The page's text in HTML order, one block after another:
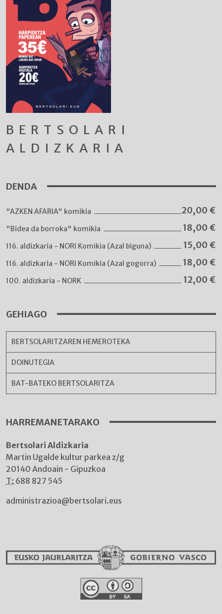
BERTSOLARI
ALDIZKARIA
DENDA
"AZKEN AFARIA" komikia 20,00 €
"Bidea da borroka" komikia 18,00 €
116. aldizkaria - NORI Komikia (Azal biguna) 15,00 €
116. aldizkaria - NORI Komikia (Azal gogorra) 18,00 €
100. aldizkaria - NORK 12,00 €
GEHIAGO
BERTSOLARITZAREN HEMEROTEKA
DOINUTEGIA
BAT-BATEKO BERTSOLARITZA
HARREMANETARAKO
Bertsolari Aldizkaria
Martin Ugalde kultur parkea z/g
20140 Andoain - Gipuzkoa
T: 688 827 545
administrazioa@bertsolari.eus